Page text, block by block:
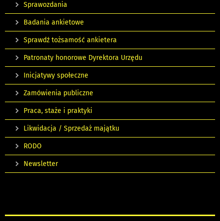
Sprawozdania
Badania ankietowe
Sprawdź tożsamość ankietera
Patronaty honorowe Dyrektora Urzędu
Inicjatywy społeczne
Zamówienia publiczne
Praca, staże i praktyki
Likwidacja / Sprzedaż majątku
RODO
Newsletter